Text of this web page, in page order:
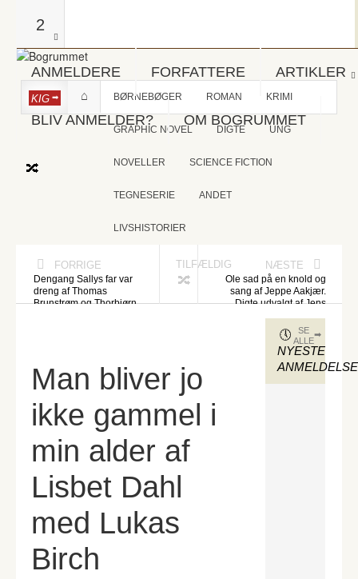
2
ANMELDERE FORFATTERE ARTIKLER
BLIV ANMELDER? OM BOGRUMMET
KIG BØRNEBØGER ROMAN KRIMI
GRAPHIC NOVEL DIGTE UNG
NOVELLER SCIENCE FICTION
TEGNESERIE ANDET
LIVSHISTORIER
FORRIGE
Dengang Sallys far var
dreng af Thomas
Brunstrøm og Thorbjørn
TILFÆLDIG NÆSTE
Ole sad på en knold og
sang af Jeppe Aakjær.
Digte udvalgt af Jens
Man bliver jo
ikke gammel i
min alder af
Lisbet Dahl
med Lukas
Birch
NYESTE
SE
ALLE